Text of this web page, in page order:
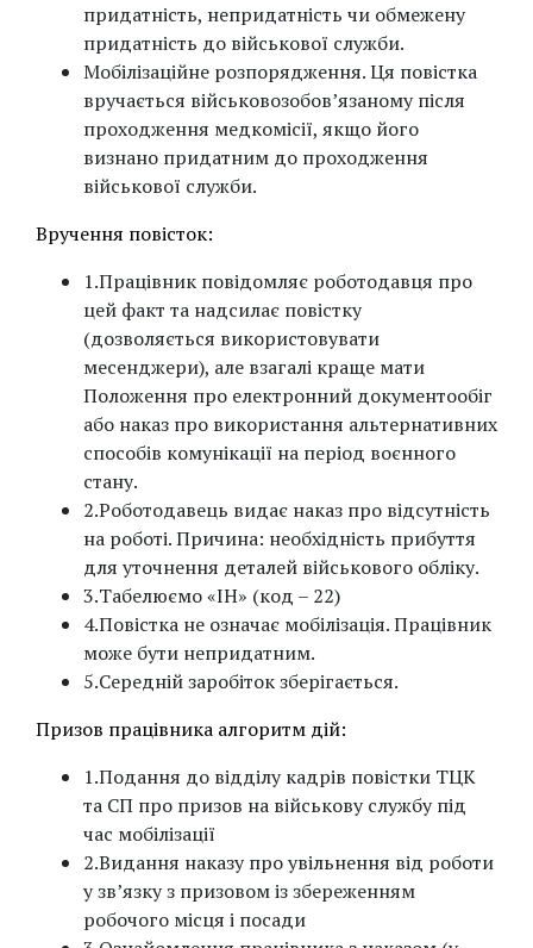
придатність, непридатність чи обмежену
придатність до військової служби.
Мобілізаційне розпорядження. Ця повістка
вручається військовозобов’язаному після
проходження медкомісії, якщо його
визнано придатним до проходження
військової служби.
Вручення повісток:
1.Працівник повідомляє роботодавця про
цей факт та надсилає повістку
(дозволяється використовувати
месенджери), але взагалі краще мати
Положення про електронний документообіг
або наказ про використання альтернативних
способів комунікації на період воєнного
стану.
2.Роботодавець видає наказ про відсутність
на роботі. Причина: необхідність прибуття
для уточнення деталей військового обліку.
3.Табелюємо «ІН» (код – 22)
4.Повістка не означає мобілізація. Працівник
може бути непридатним.
5.Середній заробіток зберігається.
Призов працівника алгоритм дій:
1.Подання до відділу кадрів повістки ТЦК
та СП про призов на військову службу під
час мобілізації
2.Видання наказу про увільнення від роботи
у зв’язку з призовом із збереженням
робочого місця і посади